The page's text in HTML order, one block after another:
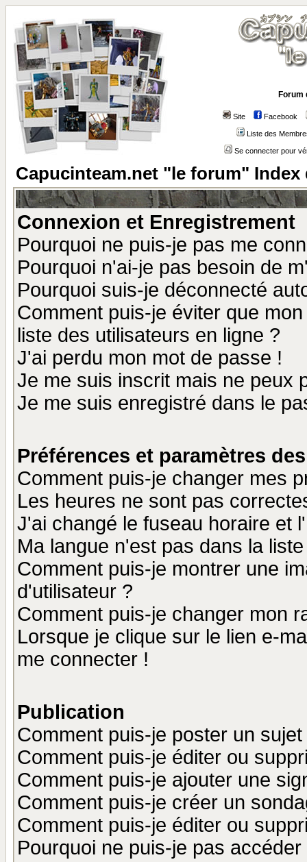
Forum
Site Facebook
Liste des
Se connecter pour
Capucinteam.net "le forum" Index
Connexion et Enregistrement
Pourquoi ne puis-je pas me
Pourquoi n'ai-je pas besoin de
Pourquoi suis-je déconnecté
Comment puis-je éviter que
liste des utilisateurs en ligne ?
J'ai perdu mon mot de passe !
Je me suis inscrit mais ne peux
Je me suis enregistré dans le
Préférences et paramètres
Comment puis-je changer mes
Les heures ne sont pas
J'ai changé le fuseau horaire et
Ma langue n'est pas dans la
Comment puis-je montrer une
d'utilisateur ?
Comment puis-je changer mon
Lorsque je clique sur le lien e-
me connecter !
Publication
Comment puis-je poster un
Comment puis-je éditer ou
Comment puis-je ajouter une
Comment puis-je créer un
Comment puis-je éditer ou
Pourquoi ne puis-je pas